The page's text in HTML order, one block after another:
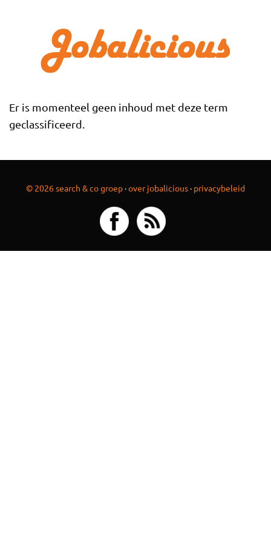
Er is momenteel geen inhoud met deze term
geclassificeerd.
© 2026 search & co groep ·over jobalicious · privacybeleid